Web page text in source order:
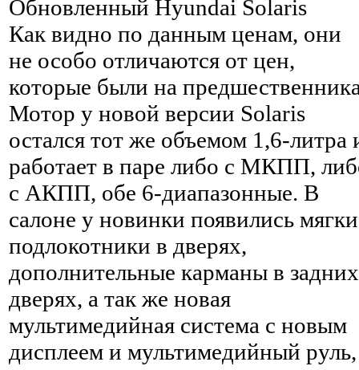
Обновленный Hyundai Solaris
Как видно по данным ценам, они
не особо отличаются от цен,
которые были на
Мотор у новой версии Solaris
остался тот же объемом 1,6-литра
работает в паре либо с МКПП,
с АКПП, обе 6-диапазонные. В
салоне у новинки появились
подлокотники в дверях,
дополнительные карманы в задних
дверях, а так же новая
мультимедийная система с новым
дисплеем и мультимедийный руль,